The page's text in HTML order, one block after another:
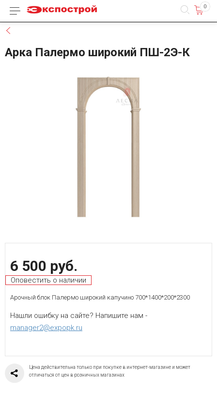
Каталог товаров 0
Арка Палермо широкий ПШ-2Э-К
6 500 руб.
Оповестить о наличии
Арочный блок Палермо широкий капучино 700*1400*200*2300
Нашли ошибку на сайте? Напишите нам -
manager2@expopk.ru
Цена действительна только при покупке в интернет-магазине и может
отличаться от цен в розничных магазинах